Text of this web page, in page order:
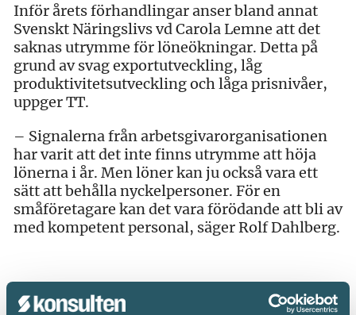
Inför årets förhandlingar anser bland annat
Svenskt Näringslivs vd Carola Lemne att det
saknas utrymme för löneökningar. Detta på
grund av svag exportutveckling, låg
produktivitetsutveckling och låga prisnivåer,
uppger TT.
– Signalerna från arbetsgivarorganisationen
har varit att det inte finns utrymme att höja
lönerna i år. Men löner kan ju också vara ett
sätt att behålla nyckelpersoner. För en
småföretagare kan det vara förödande att bli av
med kompetent personal, säger Rolf Dahlberg.